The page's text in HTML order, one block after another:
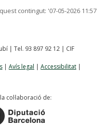
contingut: '07-05-2026 11:57
| Tel. 93 897 92 12 | CIF
| Avís legal | Accessibilitat |
col·laboració de: